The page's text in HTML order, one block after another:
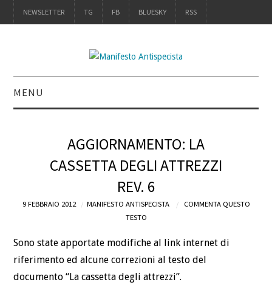
NEWSLETTER TG FB BLUESKY RSS
MENU
CHI
BLOG
AGGIORNAMENTO: LA
CASSETTA DEGLI ATTREZZI
REV. 6
9 FEBBRAIO 2012 MANIFESTO ANTISPECISTA
COMMENTA QUESTO
TESTO
Sono state apportate modifiche al link internet di
riferimento ed alcune correzioni al testo del
documento “La cassetta degli attrezzi”.